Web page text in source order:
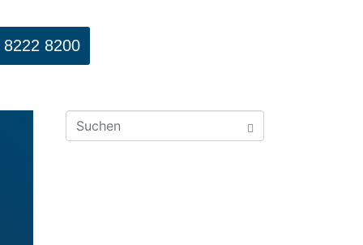
8222 8200